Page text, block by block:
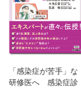
「感染症が苦手」な
研修医へ 感染症診